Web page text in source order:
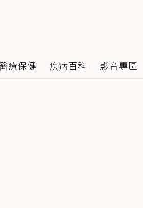
療保健 疾病百科 影音專區